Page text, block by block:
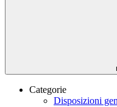
Categorie
Disposizioni